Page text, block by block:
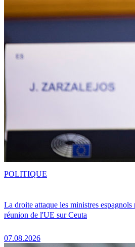
La droite attaque les ministres
réunion de l'UE sur Ceuta
07.08.2026
POLITIQUE